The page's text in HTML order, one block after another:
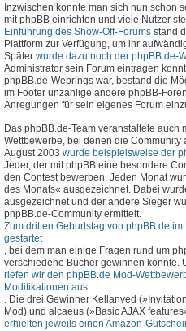
Inzwischen konnte man sich nun schon
mit phpBB einrichten und viele Nutzer
Einführung des Show-Off-Forums stand
Plattform zur Verfügung, um ihr
Später wurde dazu noch der phpBB.de-
Administrator sein Forum eintragen
phpBB.de-Webrings war, bestand die
im Footer unzählige andere phpBB-
Anregungen für sein eigenes Forum
Das phpBB.de-Team veranstaltete auch
Wettbewerbe, bei denen die
August 2003 wurde beispielsweise der
Jeder, der mit phpBB eine besondere
den Contest bewerben. Jeden Monat
des Monats« ausgezeichnet. Dabei
ausgezeichnet und der andere Sieger
phpBB.de-Community ermittelt.
Zum dritten Geburtstag von phpBB.de
gestartet
, bei dem man einige Fragen rund um
verschiedene Bücher gewinnen konnte.
riefen wir den phpBB.de Mod-
Modifikationen aus
. Die drei Gewinner Kellanved
Mod) und alcaeus (»Basic AJAX
erhielten jeweils einen Amazon-